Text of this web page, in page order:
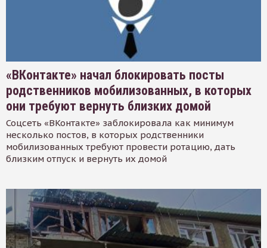
«ВКонтакте» начал блокировать посты
родственников мобилизованных, в которых
они требуют вернуть близких домой
Соцсеть «ВКонтакте» заблокировала как минимум
несколько постов, в которых родственники
мобилизованных требуют провести ротацию, дать
близким отпуск и вернуть их домой